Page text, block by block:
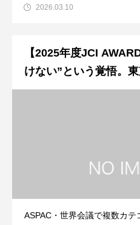
「どこに行けばいいかわから
員が運営
2026.03.10
【2025年度JCI
けない”という覚悟。
を取りに行く設計思想
ASPAC・世界会議で複数カ